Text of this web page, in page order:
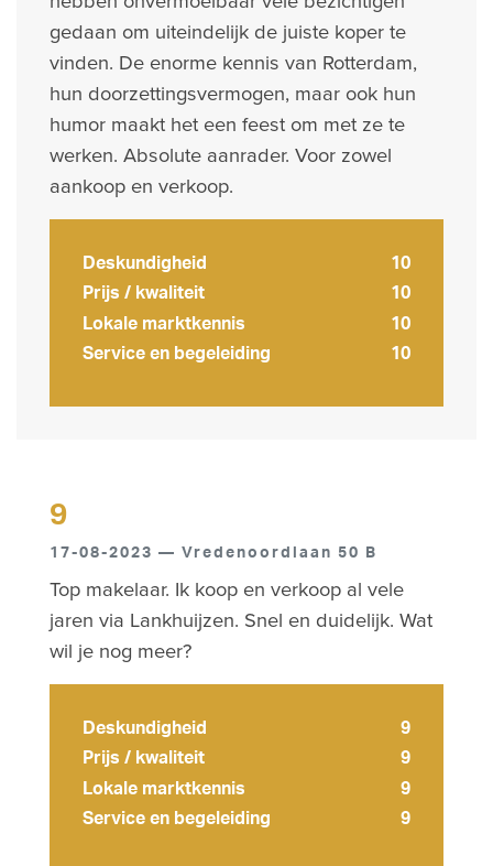
gedaan om uiteindelijk de juiste koper te
vinden. De enorme kennis van Rotterdam,
hun doorzettingsvermogen, maar ook hun
humor maakt het een feest om met ze te
werken. Absolute aanrader. Voor zowel
aankoop en verkoop.
Deskundigheid
10
Prijs / kwaliteit
10
Lokale marktkennis
10
Service en begeleiding
10
9
17-08-2023 — Vredenoordlaan 50 B
Top makelaar. Ik koop en verkoop al vele
jaren via Lankhuijzen. Snel en duidelijk. Wat
wil je nog meer?
Deskundigheid
9
Prijs / kwaliteit
9
Lokale marktkennis
9
Service en begeleiding
9